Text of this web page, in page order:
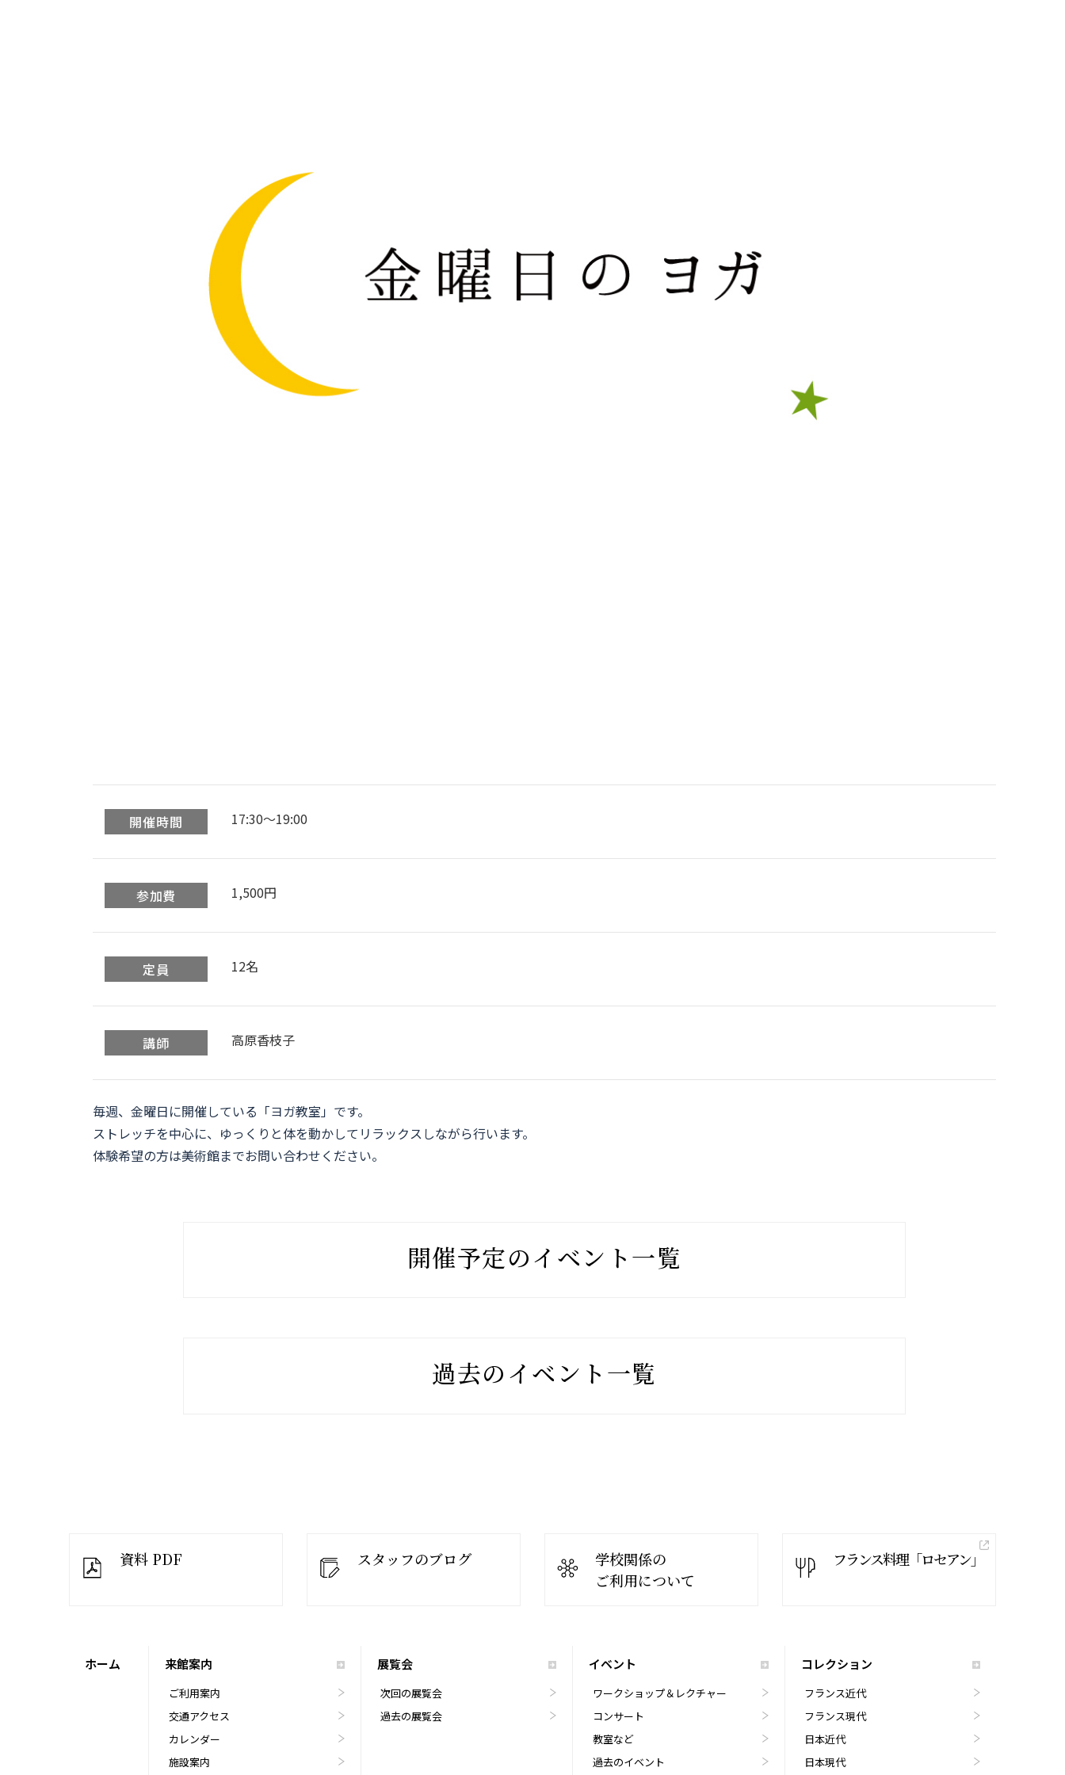
開催時間 17:30〜19:00
参加費 1,500円
定員 12名
講師 高原香枝子
毎週、金曜日に開催している「ヨガ教室」です。
ストレッチを中心に、ゆっくりと体を動かしてリラックスしながら行います。
体験希望の方は美術館までお問い合わせください。
開催予定のイベント一覧
過去のイベント一覧
資料 PDF スタッフのブログ
学校関係の
ご利用について
フランス料理「ロセアン」
ホーム 来館案内
ご利用案内
交通アクセス
カレンダー
施設案内
展覧会
次回の展覧会
過去の展覧会
イベント
ワークショップ＆レクチャー
コンサート
教室など
過去のイベント
コレクション
フランス近代
フランス現代
日本近代
日本現代